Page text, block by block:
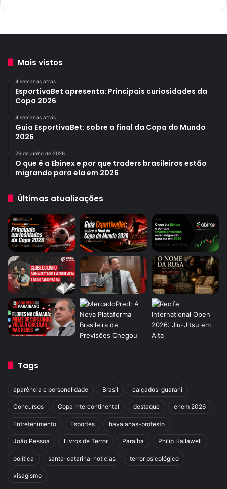
Mais vistos
4 semanas atrás
EsportivaBet apresenta: Principais curiosidades da
Copa 2026
4 semanas atrás
Guia EsportivaBet: sobre a final da Copa do Mundo
2026
26 de junho de 2026
O que é a Ebinex e por que traders brasileiros estão
migrando para ela em 2026
Últimas atualizações
Tags
aparência e personalidade Brasil calçados-guarani
Concursos Copa Intercontinental destaque enem 2026
Entretenimento Esportes havaianas-protesto
João Pessoa Livros de Terror Paraíba Philip Hallawell
política santa-catarina-noticias terror psicológico
visagismo